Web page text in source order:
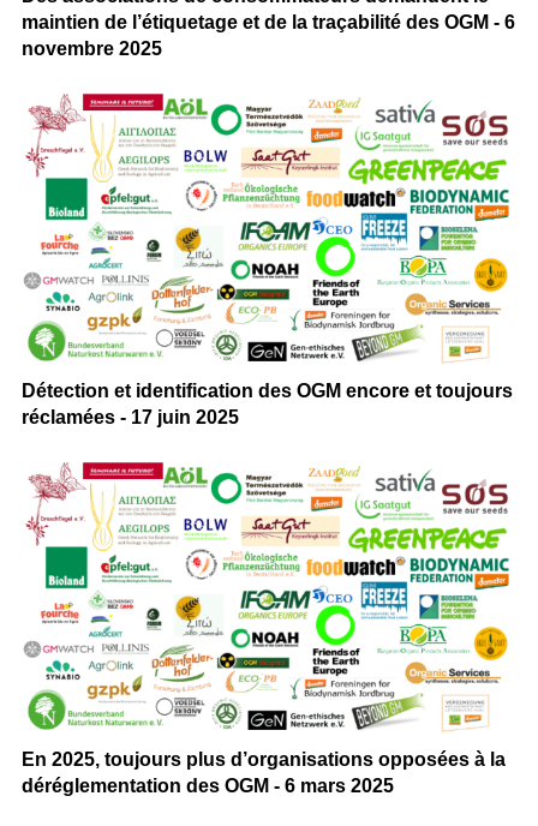
maintien de l’étiquetage et de la traçabilité des OGM - 6
novembre 2025
Détection et identification des OGM encore et toujours
réclamées - 17 juin 2025
En 2025, toujours plus d’organisations opposées à la
déréglementation des OGM - 6 mars 2025